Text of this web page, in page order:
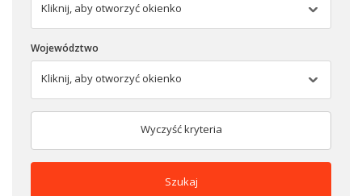
Kliknij, aby otworzyć okienko
Województwo
Kliknij, aby otworzyć okienko
Wyczyść kryteria
Szukaj